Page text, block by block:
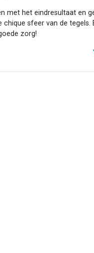
met het eindresultaat en
chique sfeer van de tegels.
zorg!